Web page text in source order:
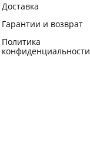
Доставка
Гарантии и возврат
Политика
конфиденциальности